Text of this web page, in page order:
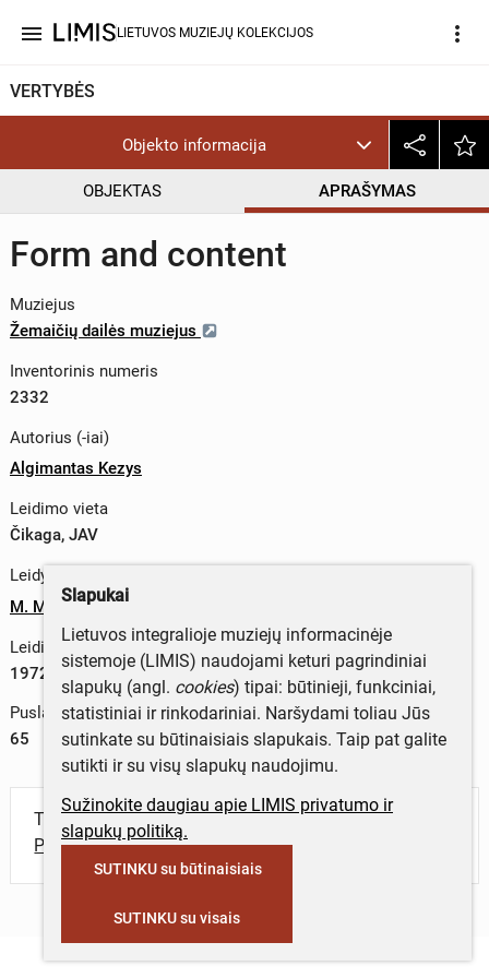
menu LIETUVOS MUZIEJŲ KOLEKCIJOS more_vert
VERTYBĖS
Objekto informacija
OBJEKTAS APRAŠYMAS
Form and content
Muziejus
Žemaičių dailės muziejus
Inventorinis numeris
2332
Autorius (-iai)
Algimantas Kezys
Leidimo vieta
Čikaga, JAV
Leidykla
M. Morkūno spaustuvė
Leidimo metai
1972 m.
Puslapių skaičius
65
Turite daugiau informacijos apie objektą?
Parašykite mums!
Slapukai
Lietuvos integralioje muziejų informacinėje
sistemoje (LIMIS) naudojami keturi pagrindiniai
slapukų (angl. cookies) tipai: būtinieji, funkciniai,
statistiniai ir rinkodariniai. Naršydami toliau Jūs
sutinkate su būtinaisiais slapukais. Taip pat galite
sutikti ir su visų slapukų naudojimu.
Sužinokite daugiau apie LIMIS privatumo ir
slapukų politiką.
SUTINKU su būtinaisiais
SUTINKU su visais